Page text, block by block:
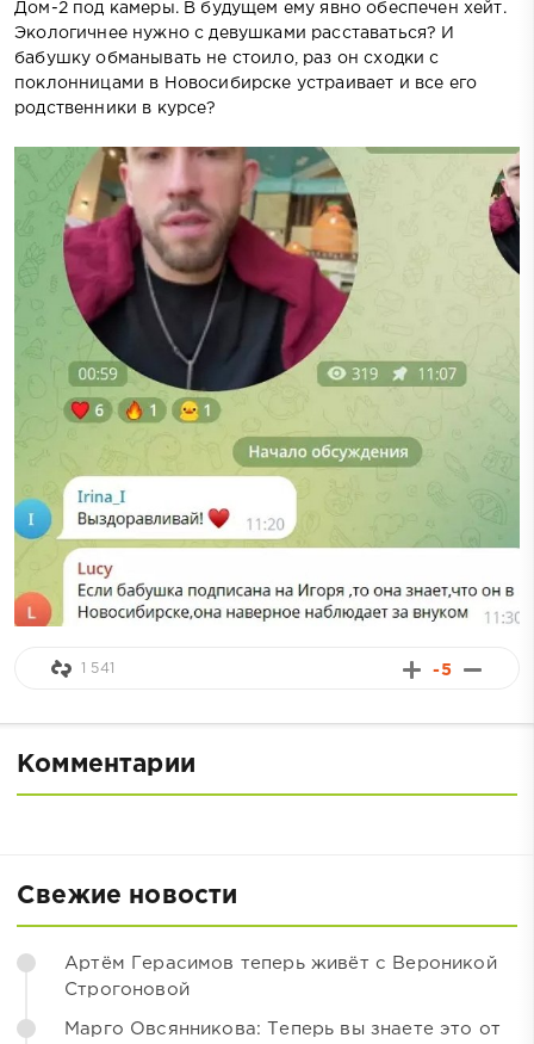
Дом-2 под камеры. В будущем ему явно обеспечен хейт.
Экологичнее нужно с девушками расставаться? И
бабушку обманывать не стоило, раз он сходки с
поклонницами в Новосибирске устраивает и все его
родственники в курсе?
-5
1 541
Комментарии
Свежие новости
Артём Герасимов теперь живёт с Вероникой
Строгоновой
Марго Овсянникова: Теперь вы знаете это от